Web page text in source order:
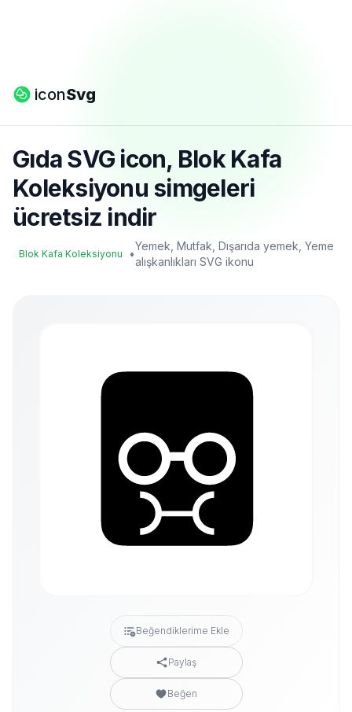
iconSvg
Gıda SVG icon, Blok Kafa
Koleksiyonu simgeleri
ücretsiz indir
Blok Kafa Koleksiyonu •
Yemek, Mutfak, Dışarıda yemek, Yeme
alışkanlıkları SVG ikonu
Beğendiklerime Ekle
Paylaş
Beğen